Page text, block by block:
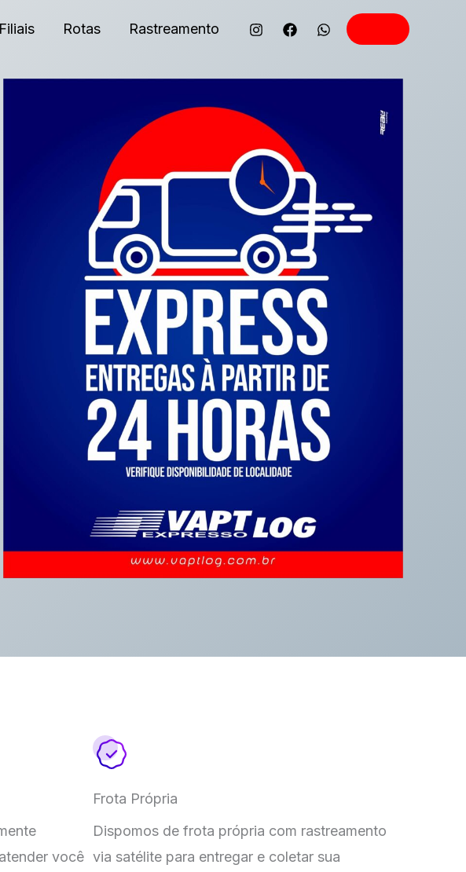
Filiais Rotas Rastreamento
você
Frota Própria
Dispomos de frota própria com rastreamento
via satélite para entregar e coletar sua